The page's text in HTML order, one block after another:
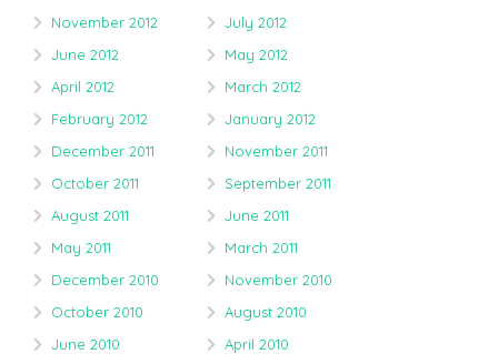
November 2012
July 2012
June 2012
May 2012
April 2012
March 2012
February 2012
January 2012
December 2011
November 2011
October 2011
September 2011
August 2011
June 2011
May 2011
March 2011
December 2010
November 2010
October 2010
August 2010
June 2010
April 2010